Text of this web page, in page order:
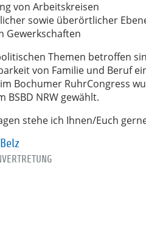
von Arbeitskreisen
sowie überörtlicher
Gewerkschaften
Themen betroffen
von Familie und Beruf
Bochumer RuhrCongress
NRW gewählt.
stehe ich Ihnen/Euch